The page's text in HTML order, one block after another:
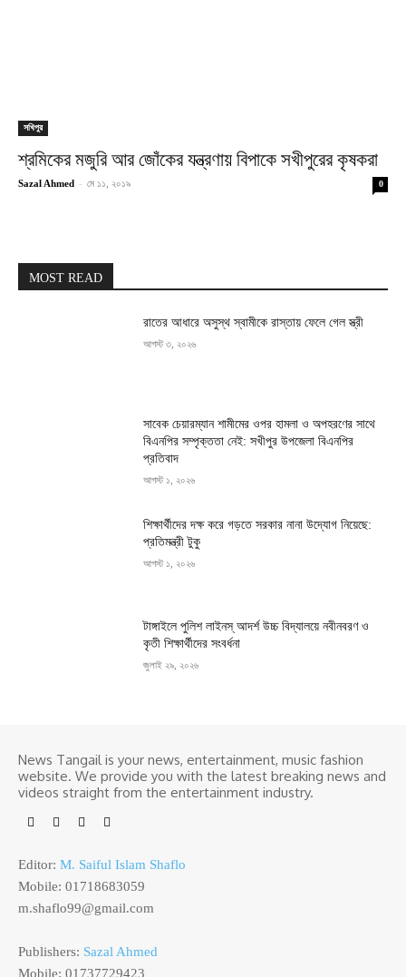
সখিপুর
শ্রমিকের মজুরি আর জোঁকের যন্ত্রণায় বিপাকে সখীপুরের কৃষকরা
Sazal Ahmed - মে ১১, ২০১৯ 0
MOST READ
রাতের আধারে অসুস্থ স্বামীকে রাস্তায় ফেলে গেল স্ত্রী
আগস্ট ৩, ২০২৬
সাবেক চেয়ারম্যান শামীমের ওপর হামলা ও অপহরণের সাথে
বিএনপির সম্পৃক্ততা নেই: সখীপুর উপজেলা বিএনপির
প্রতিবাদ
আগস্ট ১, ২০২৬
শিক্ষার্থীদের দক্ষ করে গড়তে সরকার নানা উদ্যোগ নিয়েছে:
প্রতিমন্ত্রী টুকু
আগস্ট ১, ২০২৬
টাঙ্গাইলে পুলিশ লাইনস্ আদর্শ উচ্চ বিদ্যালয়ে নবীনবরণ ও
কৃতী শিক্ষার্থীদের সংবর্ধনা
জুলাই ২৯, ২০২৬
News Tangail is your news, entertainment, music fashion
website. We provide you with the latest breaking news and
videos straight from the entertainment industry.
Editor: M. Saiful Islam Shaflo
Mobile: 01718683059
m.shaflo99@gmail.com
Publishers: Sazal Ahmed
Mobile: 01737729423